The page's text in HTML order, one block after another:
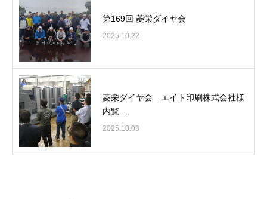
第169回 菱栄ダイヤ会
2025.10.22
菱栄ダイヤ会 エイト印刷株式会社様
内覧...
2025.10.03